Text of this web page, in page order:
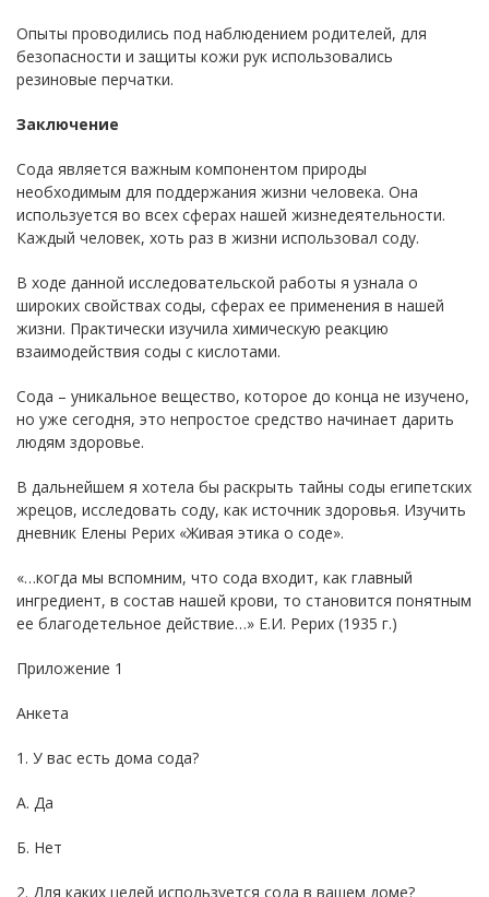
Опыты проводились под наблюдением родителей, для
безопасности и защиты кожи рук использовались
резиновые перчатки.
Заключение
Сода является важным компонентом природы
необходимым для поддержания жизни человека. Она
используется во всех сферах нашей жизнедеятельности.
Каждый человек, хоть раз в жизни использовал соду.
В ходе данной исследовательской работы я узнала о
широких свойствах соды, сферах ее применения в нашей
жизни. Практически изучила химическую реакцию
взаимодействия соды с кислотами.
Сода – уникальное вещество, которое до конца не изучено,
но уже сегодня, это непростое средство начинает дарить
людям здоровье.
В дальнейшем я хотела бы раскрыть тайны соды египетских
жрецов, исследовать соду, как источник здоровья. Изучить
дневник Елены Рерих «Живая этика о соде».
«…когда мы вспомним, что сода входит, как главный
ингредиент, в состав нашей крови, то становится понятным
ее благодетельное действие…» Е.И. Рерих (1935 г.)
Приложение 1
Анкета
1. У вас есть дома сода?
А. Да
Б. Нет
2. Для каких целей используется сода в вашем доме?